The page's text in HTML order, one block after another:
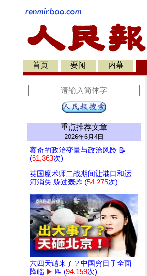
首页 要闻 内幕
重点推荐文章
2026年6月4日
蔡奇的政治变量与政治风险 📝
(61,363次)
英国魔术师二战期间让港口和运
河消失 躲过轰炸 (54,275次)
六四天谴来了？中国穷日子全面
降临 ▶️ 📝 (94,159次)